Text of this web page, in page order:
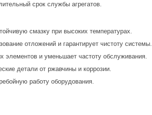
срок службы агрегатов.
смазку при высоких температурах.
отложений и гарантирует чистоту системы.
и уменьшает частоту обслуживания.
детали от ржавчины и коррозии.
работу оборудования.